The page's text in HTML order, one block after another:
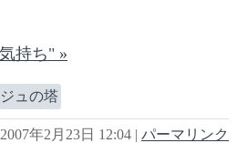
持ち" »
ュの塔
年2月23日 12:04 | パーマリンク